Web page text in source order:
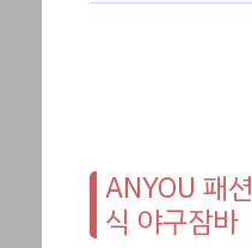
ANYOU 패
식 야구잠바